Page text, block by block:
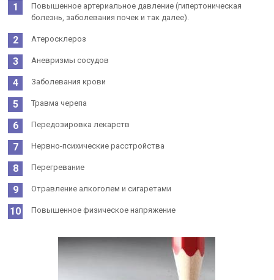
Повышенное артериальное давление (гипертоническая
болезнь, заболевания почек и так далее).
Атеросклероз
Аневризмы сосудов
Заболевания крови
Травма черепа
Передозировка лекарств
Нервно-психические расстройства
Перегревание
Отравление алкоголем и сигаретами
Повышенное физическое напряжение